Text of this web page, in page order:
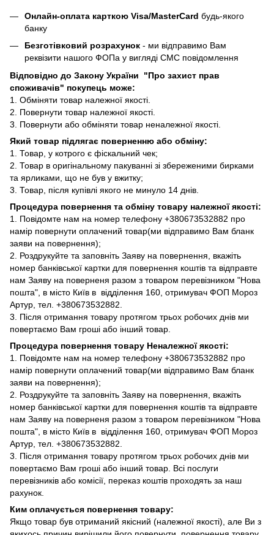
Онлайн-оплата карткою Visa/MasterCard будь-якого
банку
Безготівковий розрахунок - ми відправимо Вам
реквізити нашого ФОПа у вигляді СМС повідомлення
Відповідно до Закону України "Про захист прав
споживачів" покупець може:
1. Обміняти товар належної якості.
2. Повернути товар належної якості.
3. Повернути або обміняти товар неналежної якості.
Який товар підлягає поверненню або обміну:
1. Товар, у котрого є фіскальний чек;
2. Товар в оригінальному пакуванні зі збереженими бирками
та ярликами, що не був у вжитку;
3. Товар, після купівлі якого не минуло 14 днів.
Процедура повернення та обміну товару належної якості:
1. Повідомте нам на номер телефону +380673532882 про
намір повернути оплачений товар(ми відправимо Вам бланк
заяви на повернення);
2. Роздрукуйте та заповніть Заяву на повернення, вкажіть
номер банківської картки для повернення коштів та відправте
нам Заяву на поверненя разом з товаром перевізником "Нова
пошта", в місто Київ в відділення 160, отримувач ФОП Мороз
Артур, тел. +380673532882.
3. Після отримання товару протягом трьох робочих днів ми
повертаємо Вам гроші або інший товар.
Процедура повернення товару Неналежної якості:
1. Повідомте нам на номер телефону +380673532882 про
намір повернути оплачений товар(ми відправимо Вам бланк
заяви на повернення);
2. Роздрукуйте та заповніть Заяву на повернення, вкажіть
номер банківської картки для повернення коштів та відправте
нам Заяву на поверненя разом з товаром перевізником "Нова
пошта", в місто Київ в відділення 160, отримувач ФОП Мороз
Артур, тел. +380673532882.
3. Після отримання товару протягом трьох робочих днів ми
повертаємо Вам гроші або інший товар. Всі послуги
перевізників або комісії, переказ коштів проходять за наш
рахунок.
Ким оплачується повернення товару:
Якщо товар був отриманий якісний (належної якості), але Ви з